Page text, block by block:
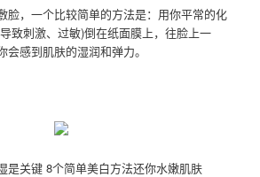
脸，一个比较简单的方法是：用你平常的化
致刺激、过敏)倒在纸面膜上，往脸上一
会感到肌肤的湿润和弹力。
是关键 8个简单美白方法还你水嫩肌肤